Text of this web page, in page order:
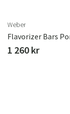
Weber
1 260 kr